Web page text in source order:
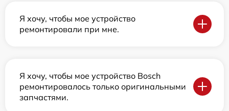
Я хочу, чтобы мое устройство
ремонтировали при мне.
Я хочу, чтобы мое устройство Bosch
ремонтировалось только оригинальными
запчастями.